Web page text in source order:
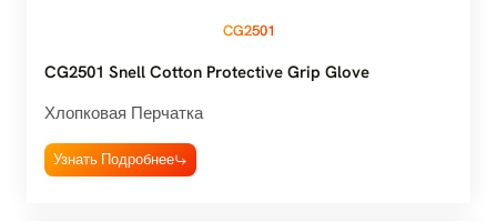
CG2501
CG2501 Snell Cotton Protective Grip Glove
Хлопковая Перчатка
Узнать Подробнее